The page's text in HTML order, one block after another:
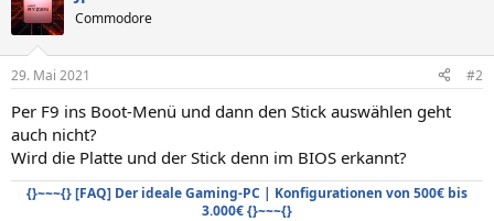
Commodore
29. Mai 2021 #2
Per F9 ins Boot-Menü und dann den Stick auswählen geht
auch nicht?
Wird die Platte und der Stick denn im BIOS erkannt?
{}~~~{} [FAQ] Der ideale Gaming-PC | Konfigurationen von 500€ bis
3.000€ {}~~~{}